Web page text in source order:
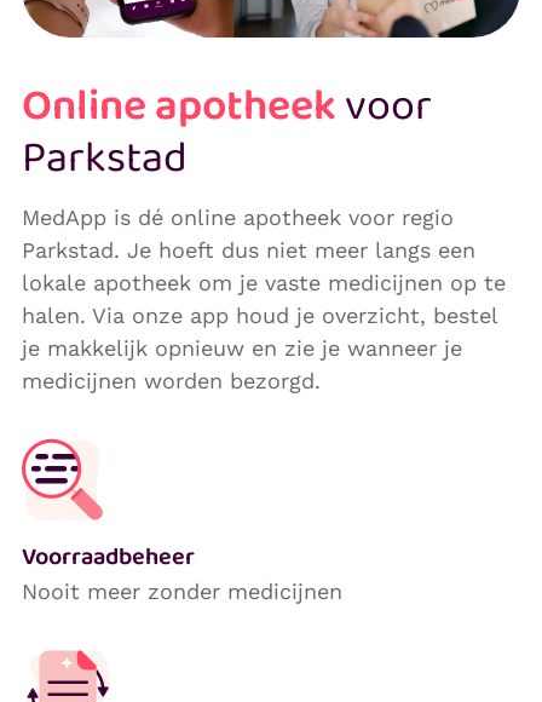
Online apotheekvoor
Parkstad
MedApp is dé online apotheek voor regio
Parkstad. Je hoeft dus niet meer langs een
lokale apotheek om je vaste medicijnen op te
halen. Via onze app houd je overzicht, bestel
je makkelijk opnieuw en zie je wanneer je
medicijnen worden bezorgd.
Voorraadbeheer
Nooit meer zonder medicijnen